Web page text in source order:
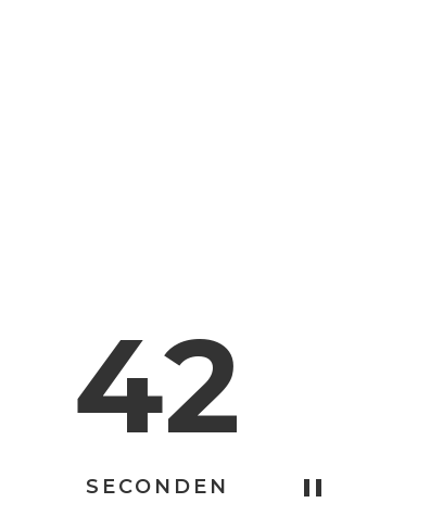
41
SECONDEN